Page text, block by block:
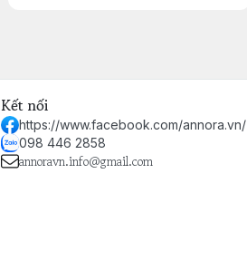
Kết nối
https://www.facebook.com/annora.vn/
098 446 2858
annoravn.info@gmail.com